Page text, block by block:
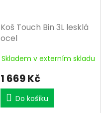
Koš Touch Bin 3L lesklá
ocel
Skladem v externím skladu
1 669 Kč
Do košíku